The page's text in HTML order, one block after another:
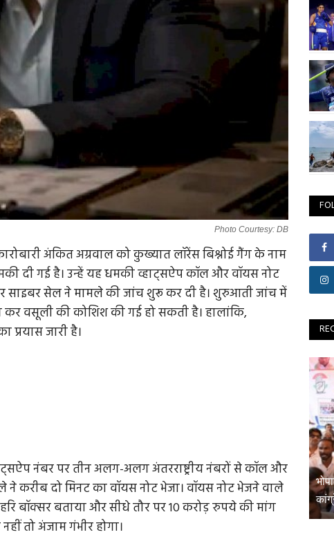
Photo Courtesy: DB
अंकित अग्रवाल को कुख्यात लॉरेंस बिश्नोई गैंग के नाम
दी गई है। उन्हें यह धमकी व्हाट्सऐप कॉल और वॉयस नोट
साइबर सेल ने मामले की जांच शुरू कर दी है। शुरुआती जांच में
वसूली की कोशिश की गई हो सकती है। हालांकि,
जारी है।
नंबर पर तीन अलग-अलग अंतरराष्ट्रीय नंबरों से कॉल और
करीब दो मिनट का वॉयस नोट भेजा। वॉयस नोट भेजने वाले
बॉक्सर बताया और सीधे तौर पर 10 करोड़ रुपये की मांग
तो अंजाम गंभीर होगा।